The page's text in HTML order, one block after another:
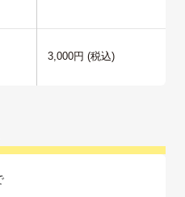
3,000円 (税込)